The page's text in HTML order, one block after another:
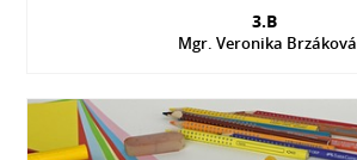
3.B
Mgr. Veronika Brzáková